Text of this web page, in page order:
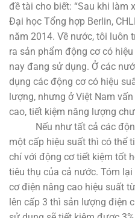
đề tài cho biết: “Sau khi làm
Đại học Tổng hợp Berlin,
năm 2014. Về nước, tôi luôn
ra sản phẩm động cơ có
nay đang sử dụng. Ở các
dụng các động cơ có hiệu
lượng, nhưng ở Việt Nam
cao, tiết kiệm năng lượng
Nếu như tất cả các động
một cấp hiệu suất thì có thể
chí với động cơ tiết kiệm tốt
tiêu thụ của cả nước. Tóm
cơ điện nâng cao hiệu suất
lên cấp 3 thì sản lượng điện